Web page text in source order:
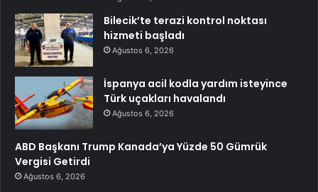
Bilecik’te terazi kontrol noktası
hizmeti başladı
Ağustos 6, 2026
İspanya acil kodla yardım isteyince
Türk uçakları havalandı
Ağustos 6, 2026
ABD Başkanı Trump Kanada’ya Yüzde 50 Gümrük
Vergisi Getirdi
Ağustos 6, 2026